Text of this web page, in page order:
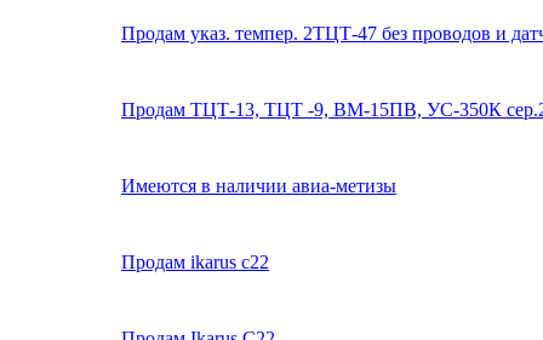
Продам указ. темпер. 2ТЦТ-47 без проводов и
Продам ТЦТ-13, ТЦТ -9, ВМ-15ПВ, УС-350К
Имеются в наличии авиа-метизы
Продам ikarus c22